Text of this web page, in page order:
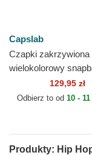
Capslab
Czapki zakrzywiona
wielokolorowy
Boy BIGB Hip Hop
Capslab
129,95 zł
Odbierz to od 10 -
Produkty: Hip